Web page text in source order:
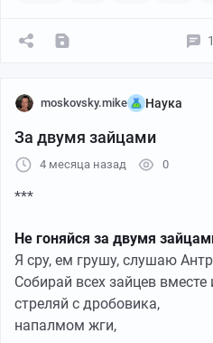
moskovsky.mike Наука
За двумя зайцами
4 месяца назад 0
***
Не гоняйся за двумя
Я сру, ем грушу, слушаю
Собирай всех зайцев
стреляй с дробовика,
напалмом жги,